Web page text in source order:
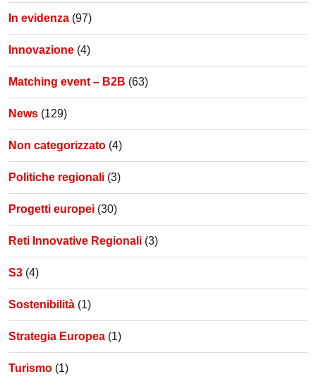
In evidenza (97)
Innovazione (4)
Matching event – B2B (63)
News (129)
Non categorizzato (4)
Politiche regionali (3)
Progetti europei (30)
Reti Innovative Regionali (3)
S3 (4)
Sostenibilità (1)
Strategia Europea (1)
Turismo (1)